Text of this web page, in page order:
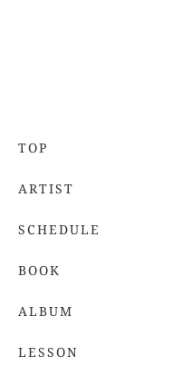
TOP
ARTIST
SCHEDULE
BOOK
ALBUM
LESSON